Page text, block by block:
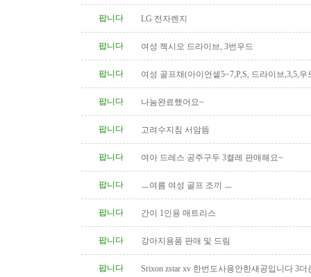
팝니다 LG 전자렌지
팝니다 여성 젝시오 드라이브, 3번우드
팝니다 여성 골프채(아이언셑5~7,P,S, 드라이브,3,5,우
팝니다 나눔완료했어요~
팝니다 고려수지침 서암뜸
팝니다 여아 드레스 공주구두 3켤레 판매해요~
팝니다 ㅡ여름 여성 골프 조끼 ㅡ
팝니다 간이 1인용 매트리스
팝니다 강아지용품 판매 및 드림
팝니다 Srixon zstar xv 한번도사용안한새공입니다 3더